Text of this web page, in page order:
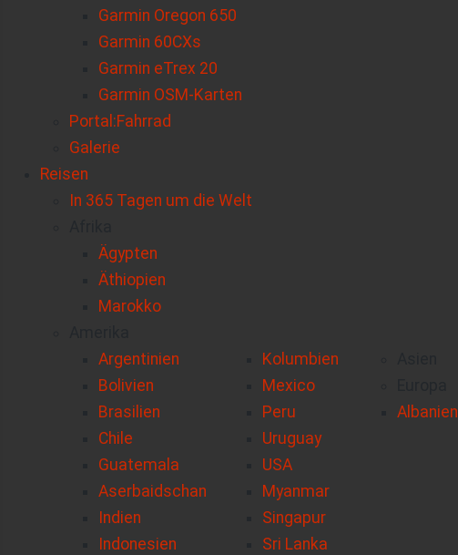
Garmin Oregon 650
Garmin 60CXs
Garmin eTrex 20
Garmin OSM-Karten
Portal:Fahrrad
Galerie
Reisen
In 365 Tagen um die Welt
Ägypten
Äthiopien
Marokko
Argentinien
Bolivien
Brasilien
Chile
Guatemala
Kolumbien
Mexico
Peru
Uruguay
USA
Aserbaidschan
Indien
Indonesien
Myanmar
Singapur
Sri Lanka
Albanien